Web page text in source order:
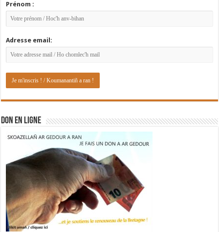
Prénom :
Adresse email:
DON EN LIGNE